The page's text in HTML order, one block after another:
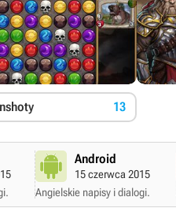
13
Android
15 czerwca 2015
Angielskie napisy i dialogi.